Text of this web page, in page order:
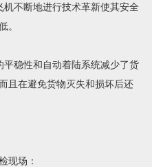
不断地进行技术革新使其安全
。
稳性和自动着陆系统减少了货
且在避免货物灭失和损坏后还
现场：